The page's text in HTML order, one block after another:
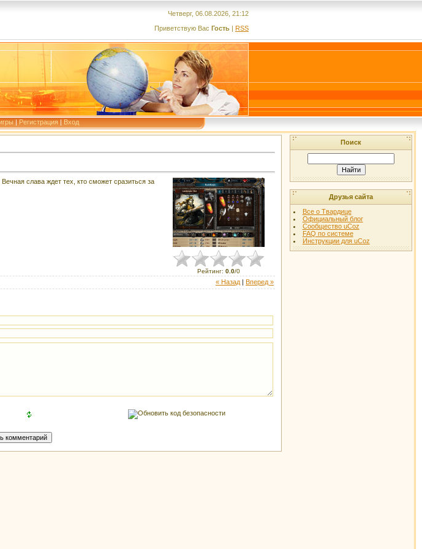
Четверг, 06.08.2026, 21:12
Приветствую Вас Гость | RSS
| Регистрация| Вход
слава ждет тех, кто сможет сразиться за
Рейтинг: 0.0/0
« Назад Вперед »
Поиск
Друзья сайта
Все о Твардице
Официальный блог
Сообщество uCoz
FAQ по системе
Инструкции для uCoz